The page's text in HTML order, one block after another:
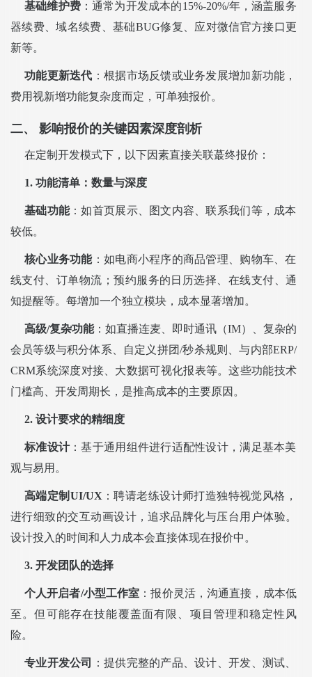
基础维护费：通常为开发成本的15%-20%/年，涵盖服务
器续费、域名续费、基础BUG修复、应对微信官方接口更
新等。
功能更新迭代 ：根据市场反馈或业务发展增加新功能，
费用视新增功能复杂度而定，可单独报价。
二、 影响报价的关键因素深度剖析
在定制开发模式下，以下因素直接关联蕞终报价：
1. 功能清单：数量与深度
基础功能：如首页展示、图文内容、联系我们等，成本
较低。
核心业务功能：如电商小程序的商品管理、购物车、在
线支付、订单物流；预约服务的日历选择、在线支付、通
知提醒等。每增加一个独立模块，成本显著增加。
高级/复杂功能：如直播连麦、即时通讯（IM）、复杂的
会员等级与积分体系、自定义拼团/秒杀规则、与内部ERP/
CRM系统深度对接、大数据可视化报表等。这些功能技术
门槛高、开发周期长，是推高成本的主要原因。
2. 设计要求的精细度
标准设计：基于通用组件进行适配性设计，满足基本美
观与易用。
高端定制UI/UX ：聘请老练设计师打造独特视觉风格，
进行细致的交互动画设计，追求品牌化与压台用户体验。
设计投入的时间和人力成本会直接体现在报价中。
3. 开发团队的选择
个人开启者/小型工作室 ：报价灵活，沟通直接，成本低
至。但可能存在技能覆盖面有限、项目管理和稳定性风
险。
专业开发公司
：提供完整的产品、设计、开发、测试、